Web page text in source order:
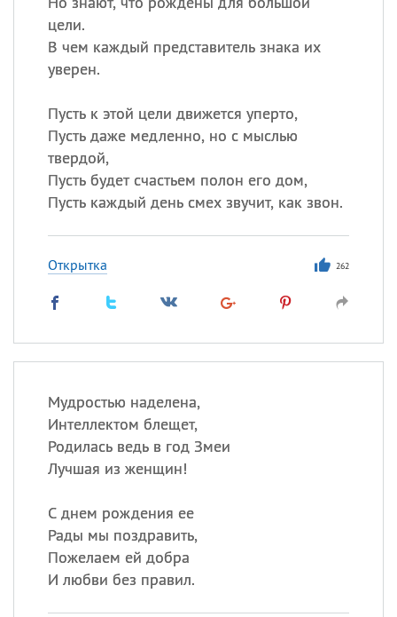
цели.
В чем каждый представитель знака их
уверен.
Пусть к этой цели движется уперто,
Пусть даже медленно, но с мыслью
твердой,
Пусть будет счастьем полон его дом,
Пусть каждый день смех звучит, как звон.
Открытка 262
Мудростью наделена,
Интеллектом блещет,
Родилась ведь в год Змеи
Лучшая из женщин!
С днем рождения ее
Рады мы поздравить,
Пожелаем ей добра
И любви без правил.